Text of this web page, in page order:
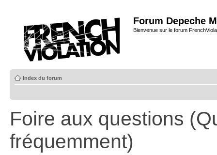
Forum Depeche
Bienvenue sur le forum
Index du forum
Foire aux questions
fréquemment)